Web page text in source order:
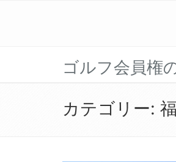
ゴルフ会員権
カテゴリー: